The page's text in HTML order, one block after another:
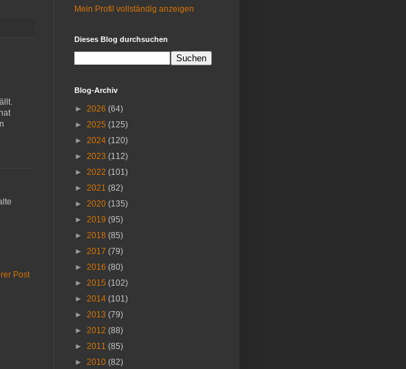
Post
Mein Profil vollständig anzeigen
Dieses Blog durchsuchen
Blog-Archiv
► 2026 (64)
► 2025 (125)
► 2024 (120)
► 2023 (112)
► 2022 (101)
► 2021 (82)
► 2020 (135)
► 2019 (95)
► 2018 (85)
► 2017 (79)
► 2016 (80)
► 2015 (102)
► 2014 (101)
► 2013 (79)
► 2012 (88)
► 2011 (85)
► 2010 (82)